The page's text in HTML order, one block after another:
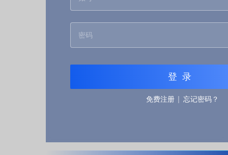
登录
免费注册 忘记密码？